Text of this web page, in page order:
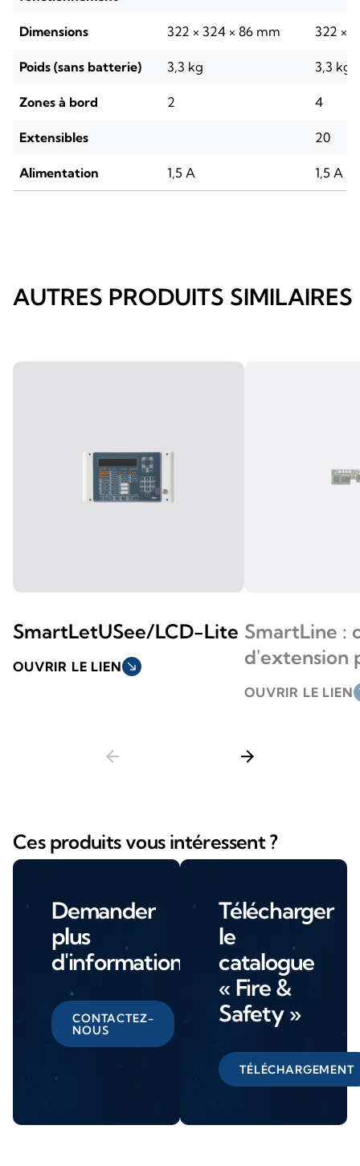
Dimensions 322 × 324 × 86 mm 322 ×
Poids (sans batterie) 3,3 kg 3,3 kg
Zones à bord 2 4
Extensibles 20
Alimentation 1,5 A 1,5 A
AUTRES PRODUITS SIMILAIRES
SmartLetUSee/LCD-Lite
OUVRIR LE LIEN south_east
SmartLine :
d'extension
OUVRIR LE LIEN
arrow_back arrow_forward
Ces produits vous intéressent ?
Demander
plus
d'informations
CONTACTEZ-
NOUS
Télécharger
le
catalogue
« Fire &
Safety »
TÉLÉCHARGEMENT